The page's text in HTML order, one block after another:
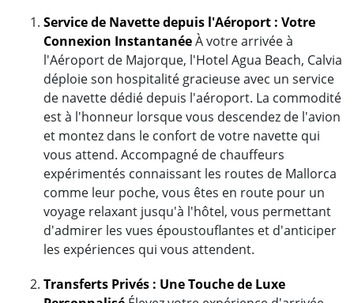
Service de Navette depuis l'Aéroport : Votre
Connexion InstantanéeÀ votre arrivée à
l'Aéroport de Majorque, l'Hotel Agua Beach, Calvia
déploie son hospitalité gracieuse avec un service
de navette dédié depuis l'aéroport. La commodité
est à l'honneur lorsque vous descendez de l'avion
et montez dans le confort de votre navette qui
vous attend. Accompagné de chauffeurs
expérimentés connaissant les routes de Mallorca
comme leur poche, vous êtes en route pour un
voyage relaxant jusqu'à l'hôtel, vous permettant
d'admirer les vues époustouflantes et d'anticiper
les expériences qui vous attendent.
Transferts Privés : Une Touche de Luxe